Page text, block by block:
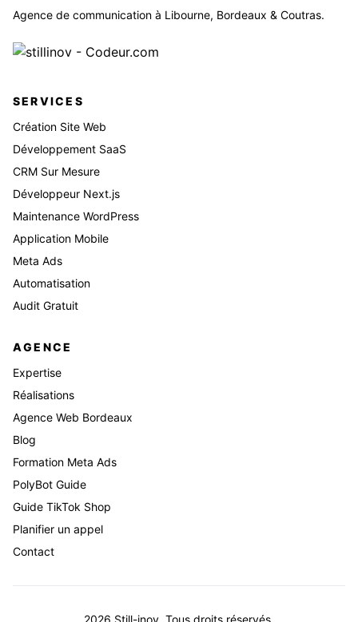
Agence de communication à Libourne, Bordeaux & Coutras.
SERVICES
Création Site Web
Développement SaaS
CRM Sur Mesure
Développeur Next.js
Maintenance WordPress
Application Mobile
Meta Ads
Automatisation
Audit Gratuit
AGENCE
Expertise
Réalisations
Agence Web Bordeaux
Blog
Formation Meta Ads
PolyBot Guide
Guide TikTok Shop
Planifier un appel
Contact